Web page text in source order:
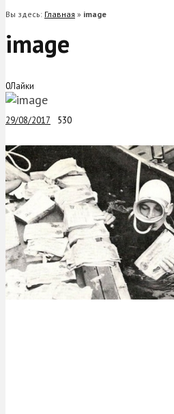
Вы здесь: Главная » image
image
0Лайки
29/08/2017 530